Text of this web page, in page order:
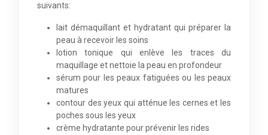
suivants:
lait démaquillant et hydratant qui préparer la
peau à recevoir les soins
lotion tonique qui enlève les traces du
maquillage et nettoie la peau en profondeur
sérum pour les peaux fatiguées ou les peaux
matures
contour des yeux qui atténue les cernes et les
poches sous les yeux
crème hydratante pour prévenir les rides